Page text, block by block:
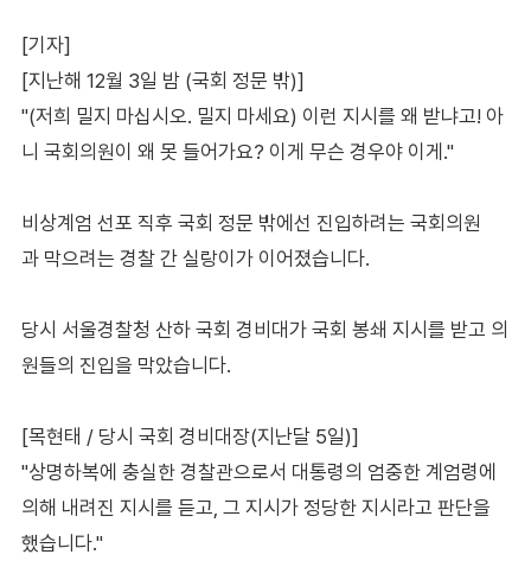
[기자]
[지난해 12월 3일 밤 (국회 정문 밖)]
"(저희 밀지 마십시오. 밀지 마세요) 이런 지시를 왜 받냐고! 아
니 국회의원이 왜 못 들어가요? 이게 무슨 경우야 이게."
비상계엄 선포 직후 국회 정문 밖에선 진입하려는 국회의원
과 막으려는 경찰 간 실랑이가 이어졌습니다.
당시 서울경찰청 산하 국회 경비대가 국회 봉쇄 지시를 받고 의
원들의 진입을 막았습니다.
[목현태 / 당시 국회 경비대장(지난달 5일)]
"상명하복에 충실한 경찰관으로서 대통령의 엄중한 계엄령에
의해 내려진 지시를 듣고, 그 지시가 정당한 지시라고 판단을
했습니다."